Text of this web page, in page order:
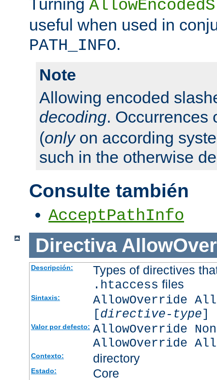
Turning
useful when used in
PATH_INFO.
Note
Allowing encoded
decoding. Occurrences
(onlyon according
such in the otherwise
Consulte también
AcceptPathInfo
Directiva
Descripción: Types of directives
.htaccess files
Sintaxis:
AllowOverride
[directive-type]
Valor por defecto: AllowOverride
AllowOverride
Contexto: directory
Estado: Core